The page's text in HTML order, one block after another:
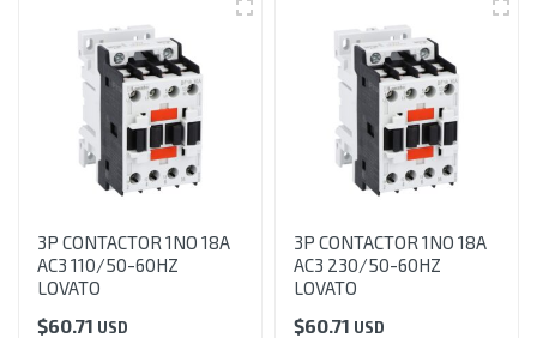
3P CONTACTOR 1NO 18A
AC3 110/50-60HZ
LOVATO
$60.71 USD
3P CONTACTOR 1NO 18A
AC3 230/50-60HZ
LOVATO
$60.71 USD